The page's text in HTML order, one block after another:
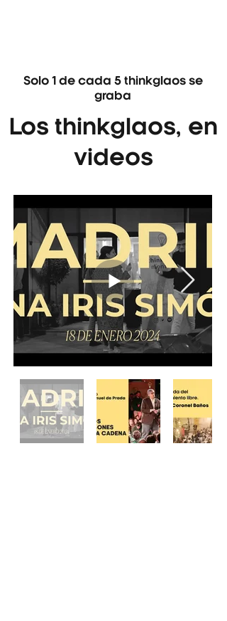
Solo 1 de cada 5 thinkglaos se
graba
Los thinkglaos, en
videos